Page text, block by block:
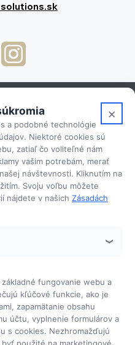
×
a podobné technológie
Niektoré cookies sú
zatiaľ čo voliteľné nám
vašim potrebám, merať
návštevnosti. Kliknutím na
Svoju voľbu môžete
nájdete v našich Zásadách
fungovanie webu a
kľúčové funkcie, ako je
zapamätanie obsahu
účtu, vyplnenie formulárov a
s cookies. Nezhromažďujú